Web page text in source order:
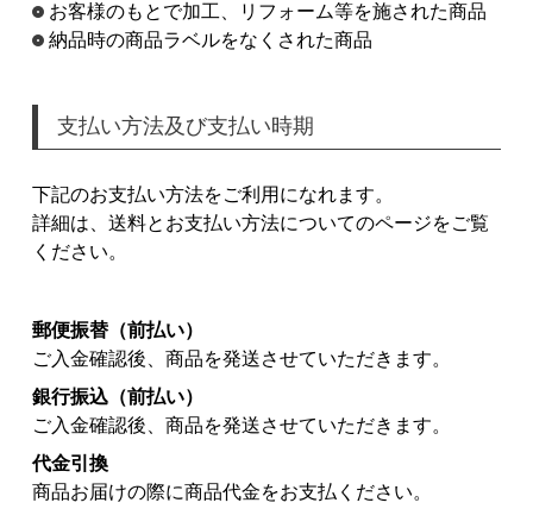
お客様のもとで加工、リフォーム等を施された商品
納品時の商品ラベルをなくされた商品
支払い方法及び支払い時期
下記のお支払い方法をご利用になれます。
詳細は、送料とお支払い方法についてのページをご覧
ください。
郵便振替（前払い）
ご入金確認後、商品を発送させていただきます。
銀行振込（前払い）
ご入金確認後、商品を発送させていただきます。
代金引換
商品お届けの際に商品代金をお支払ください。